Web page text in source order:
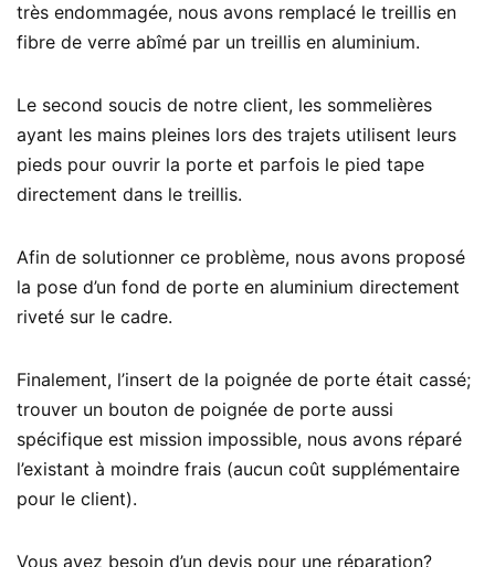
très endommagée, nous avons remplacé le treillis en
fibre de verre abîmé par un treillis en aluminium.
Le second soucis de notre client, les sommelières
ayant les mains pleines lors des trajets utilisent leurs
pieds pour ouvrir la porte et parfois le pied tape
directement dans le treillis.
Afin de solutionner ce problème, nous avons proposé
la pose d’un fond de porte en aluminium directement
riveté sur le cadre.
Finalement, l’insert de la poignée de porte était cassé;
trouver un bouton de poignée de porte aussi
spécifique est mission impossible, nous avons réparé
l’existant à moindre frais (aucun coût supplémentaire
pour le client).
Vous avez besoin d’un devis pour une réparation?